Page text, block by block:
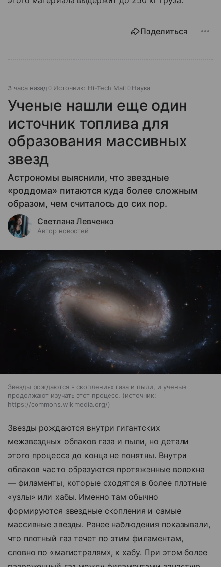
Поделиться
3 часа назад Источник: Hi-Tech Mail Наука
Ученые нашли еще один
источник топлива для
образования массивных
звезд
Астрономы выяснили, что звездные
«роддома» питаются куда более сложным
образом, чем считалось до сих пор.
Светлана Левченко
Автор новостей
Звезды рождаются в скоплениях газа и пыли, и ученые
продолжают изучать этот процесс.
источник:
https://commons.wikimedia.org/
Звезды рождаются внутри гигантских
межзвездных облаков газа и пыли, но детали
этого процесса до конца не понятны. Внутри
облаков часто образуются протяженные волокна
— филаменты, которые сходятся в более плотные
«узлы» или хабы. Именно там обычно
формируются звездные скопления и самые
массивные звезды. Ранее наблюдения показывали,
что плотный газ течет по этим филаментам,
словно по «магистралям», к хабу. При этом более